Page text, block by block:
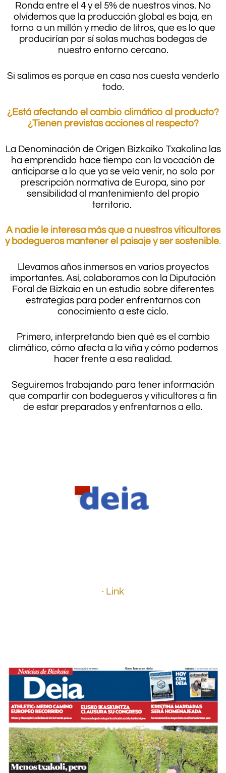
Ronda entre el 4 y el 5% de nuestros vinos. No
olvidemos que la producción global es baja, en
torno a un millón y medio de litros, que es lo que
producirían por sí solas muchas bodegas de
nuestro entorno cercano.
Si salimos es porque en casa nos cuesta venderlo
todo.
¿Está afectando el cambio climático al producto?
¿Tienen previstas acciones al respecto?
La Denominación de Origen Bizkaiko Txakolina las
ha emprendido hace tiempo con la vocación de
anticiparse a lo que ya se veía venir, no solo por
prescripción normativa de Europa, sino por
sensibilidad al mantenimiento del propio
territorio.
A nadie le interesa más que a nuestros viticultores
y bodegueros mantener el paisaje y ser sostenible.
Llevamos años inmersos en varios proyectos
importantes. Así, colaboramos con la Diputación
Foral de Bizkaia en un estudio sobre diferentes
estrategias para poder enfrentarnos con
conocimiento a este ciclo.
Primero, interpretando bien qué es el cambio
climático, cómo afecta a la viña y cómo podemos
hacer frente a esa realidad.
Seguiremos trabajando para tener información
que compartir con bodegueros y viticultores a fin
de estar preparados y enfrentarnos a ello.
· Link